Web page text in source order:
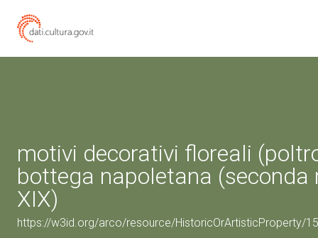
motivi decorativi floreali
bottega napoletana (seconda
XIX)
https://w3id.org/arco/resource/HistoricOrArtisticProperty/